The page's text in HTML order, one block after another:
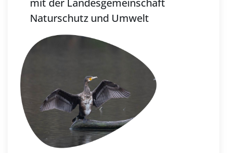
mit der Landesgemeinschaft
Naturschutz und Umwelt